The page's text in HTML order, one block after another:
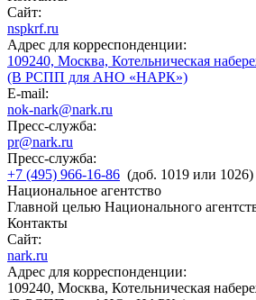
Сайт:
nspkrf.ru
Адрес для корреспонденции:
109240, Москва, Котельническая
(В РСПП для АНО «НАРК»)
E-mail:
nok-nark@nark.ru
Пресс-служба:
pr@nark.ru
Пресс-служба:
+7 (495) 966-16-86 (доб. 1019 или 1026)
Национальное агентство
Главной целью Национального
Контакты
Сайт:
nark.ru
Адрес для корреспонденции:
109240, Москва, Котельническая